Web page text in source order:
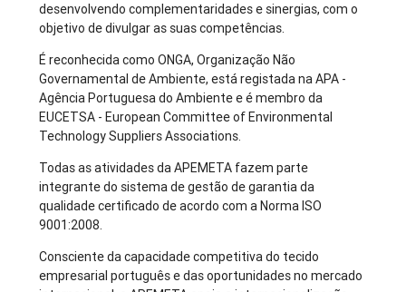
desenvolvendo complementaridades e sinergias, com o
objetivo de divulgar as suas competências.
É reconhecida como ONGA, Organização Não
Governamental de Ambiente, está registada na APA -
Agência Portuguesa do Ambiente e é membro da
EUCETSA - European Committee of Environmental
Technology Suppliers Associations.
Todas as atividades da APEMETA fazem parte
integrante do sistema de gestão de garantia da
qualidade certificado de acordo com a Norma ISO
9001:2008.
Consciente da capacidade competitiva do tecido
empresarial português e das oportunidades no mercado